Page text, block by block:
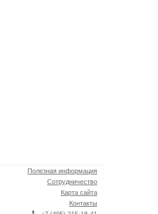
Полезная информация
Сотрудничество
Карта сайта
Контакты